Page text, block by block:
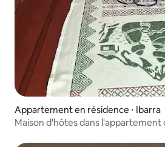
Appartement en résidence ⋅ Ibarra
Maison d'hôtes dans l'appartement